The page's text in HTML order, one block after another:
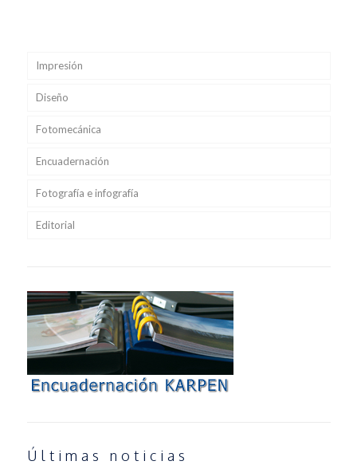
Impresión
Diseño
Fotomecánica
Encuadernación
Fotografía e infografía
Editorial
Últimas noticias